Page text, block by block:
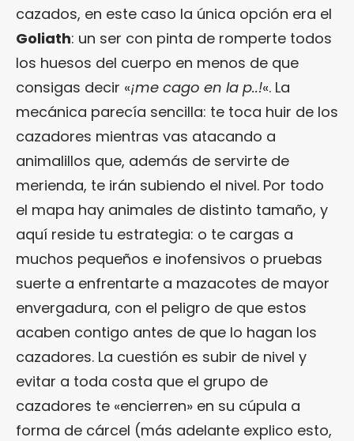
cazados, en este caso la única opción era el
Goliath: un ser con pinta de romperte todos
los huesos del cuerpo en menos de que
consigas decir «¡me cago en la p..!«. La
mecánica parecía sencilla: te toca huir de los
cazadores mientras vas atacando a
animalillos que, además de servirte de
merienda, te irán subiendo el nivel. Por todo
el mapa hay animales de distinto tamaño, y
aquí reside tu estrategia: o te cargas a
muchos pequeños e inofensivos o pruebas
suerte a enfrentarte a mazacotes de mayor
envergadura, con el peligro de que estos
acaben contigo antes de que lo hagan los
cazadores. La cuestión es subir de nivel y
evitar a toda costa que el grupo de
cazadores te «encierren» en su cúpula a
forma de cárcel (más adelante explico esto,